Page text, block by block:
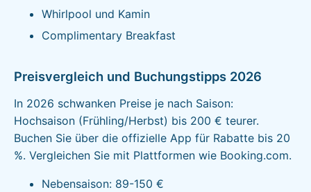
Whirlpool und Kamin
Complimentary Breakfast
Preisvergleich und Buchungstipps 2026
In 2026 schwanken Preise je nach Saison:
Hochsaison (Frühling/Herbst) bis 200 € teurer.
Buchen Sie über die offizielle App für Rabatte bis 20
%. Vergleichen Sie mit Plattformen wie Booking.com.
Nebensaison: 89-150 €